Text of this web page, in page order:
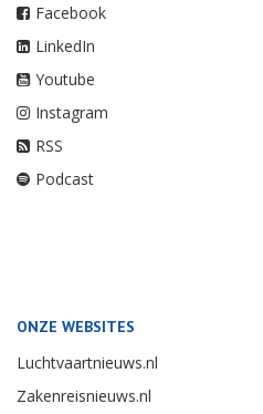
Facebook
LinkedIn
Youtube
Instagram
RSS
Podcast
ONZE WEBSITES
Luchtvaartnieuws.nl
Zakenreisnieuws.nl